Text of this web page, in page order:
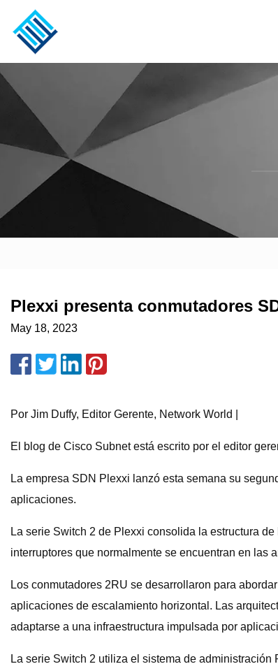
Plexxi presenta conmutadores
May 18, 2023
Por Jim Duffy, Editor Gerente, Network World |
El blog de Cisco Subnet está escrito por el editor
La empresa SDN Plexxi lanzó esta semana su
aplicaciones.
La serie Switch 2 de Plexxi consolida la estructura
interruptores que normalmente se encuentran en las
Los conmutadores 2RU se desarrollaron para
aplicaciones de escalamiento horizontal. Las
adaptarse a una infraestructura impulsada por
La serie Switch 2 utiliza el sistema de